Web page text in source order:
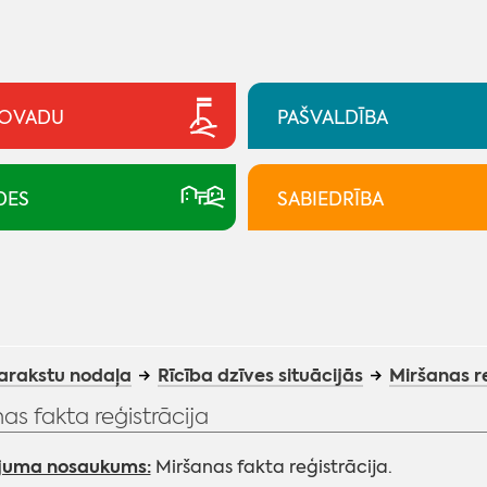
PAŠVALDĪBA
SABIEDRĪBA
nodaļa Rīcība dzīves situācijās Miršanas
fakta reģistrācija
nosaukums:Miršanas fakta reģistrācija.